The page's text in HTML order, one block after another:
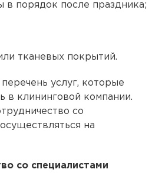
в порядок после праздника;
тканевых покрытий.
услуг, которые
в клининговой компании.
со
на
со специалистами